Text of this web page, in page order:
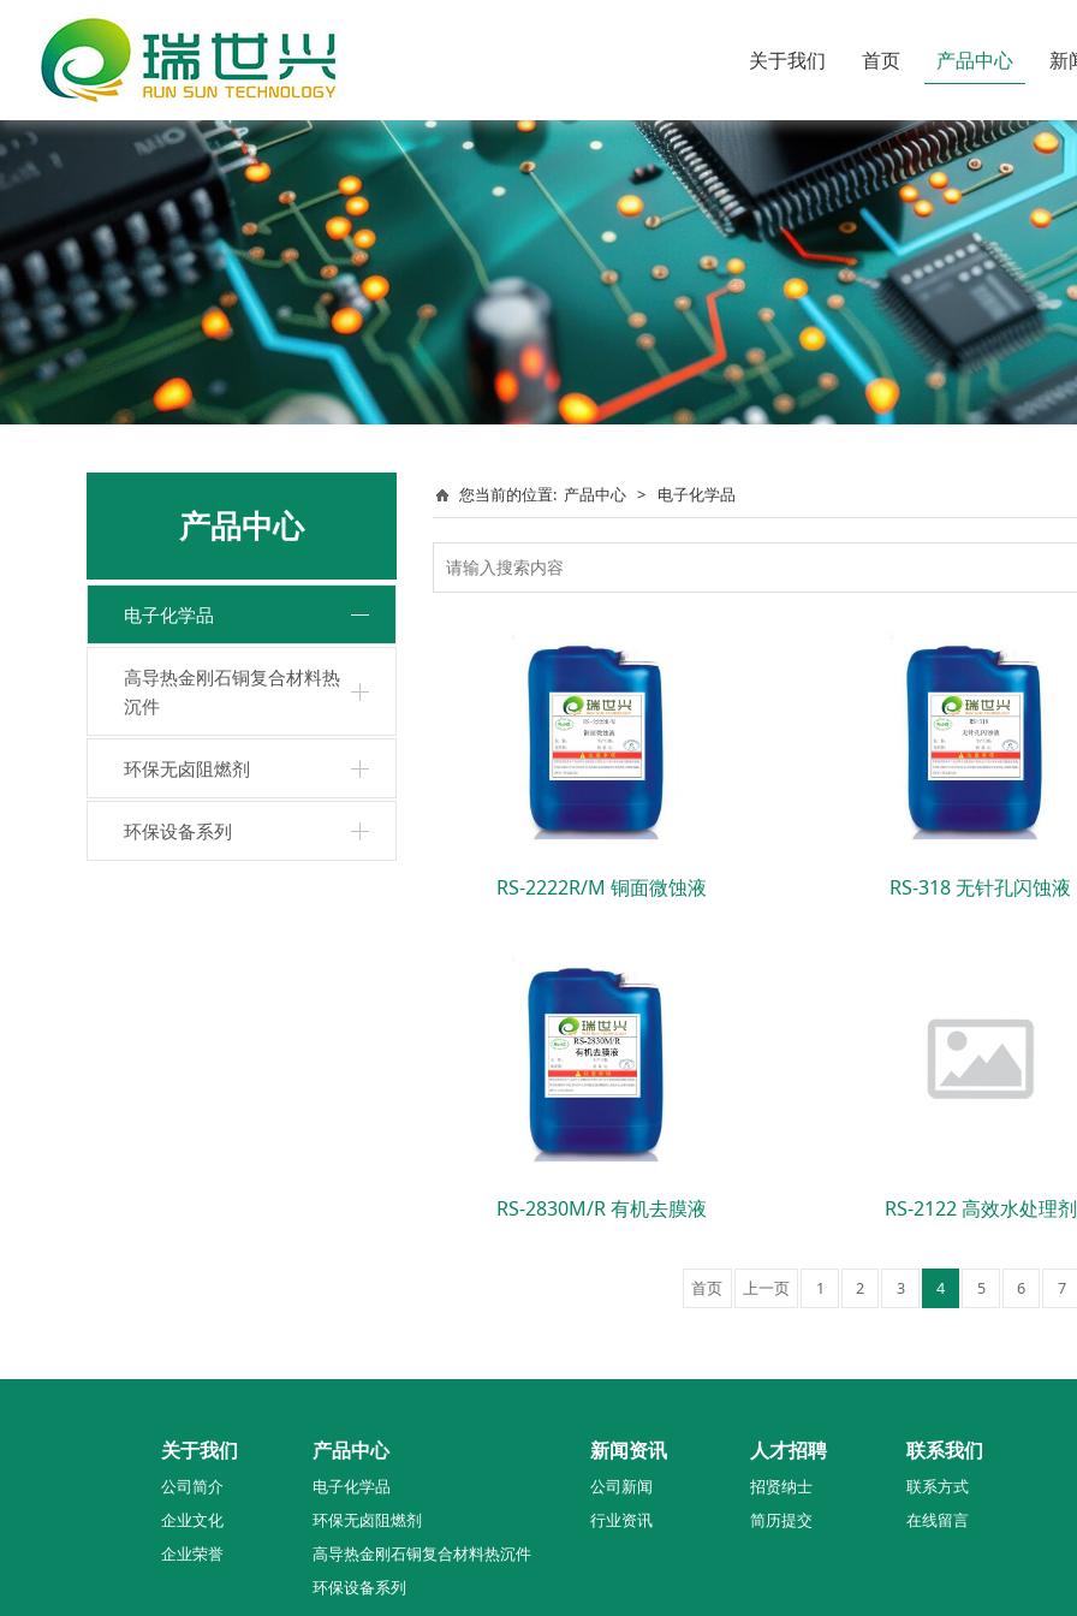
关于我们 首页 产品中心 新
产品中心
电子化学品
高导热金刚石铜复合材料热
沉件
环保无卤阻燃剂
环保设备系列
您当前的位置: 产品中心 > 电子化学品
RS-2222R/M 铜面微蚀液 RS-318 无针孔闪蚀液
RS-2830M/R 有机去膜液 RS-2122 高效水处理剂
首页 上一页 1 2 3 4 5 6 7
关于我们
公司简介
企业文化
企业荣誉
产品中心
电子化学品
环保无卤阻燃剂
高导热金刚石铜复合材料热沉件
环保设备系列
新闻资讯
公司新闻
行业资讯
人才招聘
招贤纳士
简历提交
联系我们
联系方式
在线留言